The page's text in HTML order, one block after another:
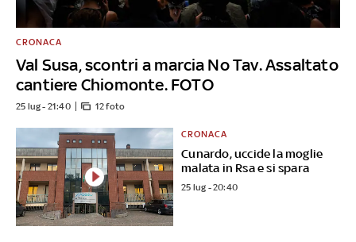
Val Susa, scontri a marcia No Tav. Assaltato
cantiere Chiomonte. FOTO
CRONACA
25 lug - 21:40 12 foto
Cunardo, uccide la moglie
malata in Rsa e si spara
CRONACA
25 lug - 20:40